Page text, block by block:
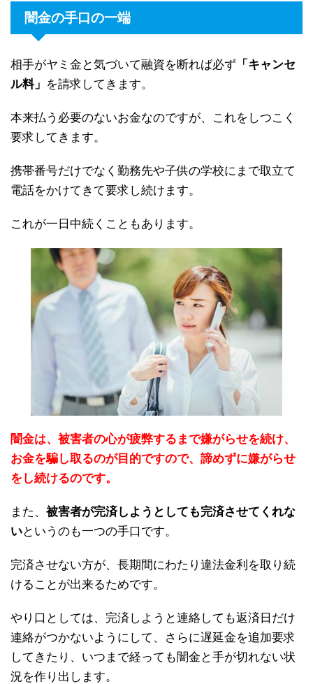
闇金の手口の一端
相手がヤミ金と気づいて融資を断れば必ず 「キャンセ
ル料」 を請求してきます。
本来払う必要のないお金なのですが、これをしつこく
要求してきます。
携帯番号だけでなく勤務先や子供の学校にまで取立て
電話をかけてきて要求し続けます。
これが一日中続くこともあります。
闇金は、被害者の心が疲弊するまで嫌がらせを続け、
お金を騙し取るのが目的ですので、諦めずに嫌がらせ
をし続けるのです。
また、 被害者が完済しようとしても完済させてくれな
いというのも一つの手口です。
完済させない方が、長期間にわたり違法金利を取り続
けることが出来るためです。
やり口としては、完済しようと連絡しても返済日だけ
連絡がつかないようにして、さらに遅延金を追加要求
してきたり、いつまで経っても闇金と手が切れない状
況を作り出します。